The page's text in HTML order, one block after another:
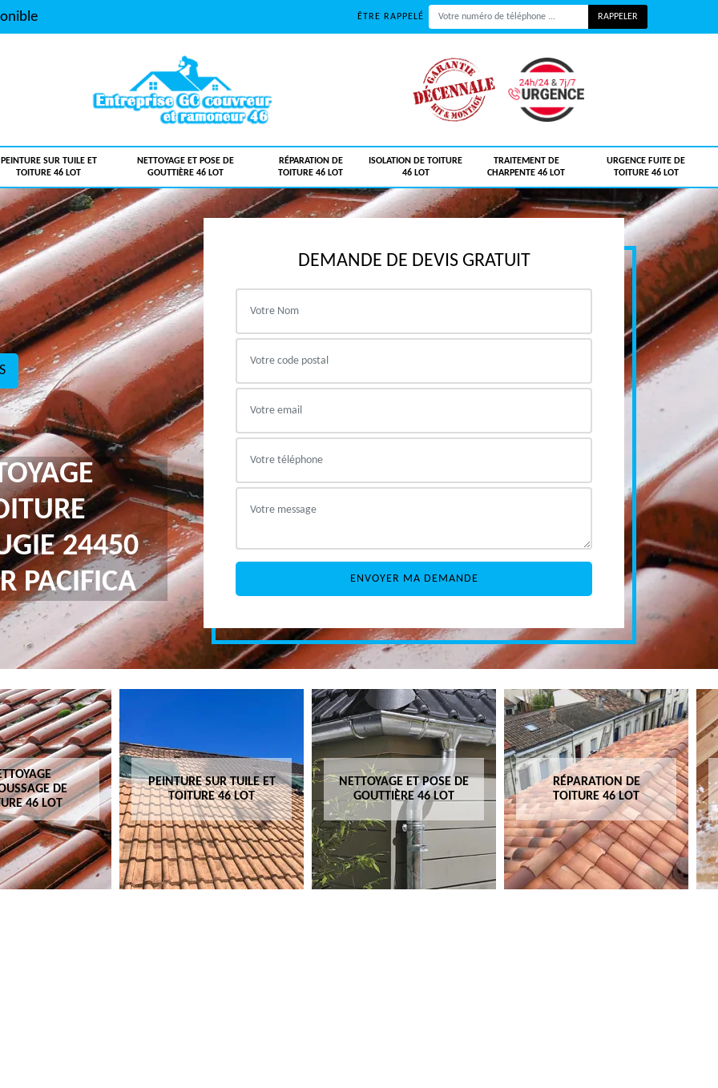
ÊTRE RAPPELÉ
PEINTURE SUR TUILE ET
TOITURE 46 LOT
NETTOYAGE ET POSE DE
GOUTTIÈRE 46 LOT
RÉPARATION DE
TOITURE 46 LOT
ISOLATION DE TOITURE
46 LOT
TRAITEMENT DE
CHARPENTE 46 LOT
URGENCE FUITE DE
TOITURE 46 LOT
24450
PACIFICA
DEMANDE DE DEVIS GRATUIT
DE
46 LOT
PEINTURE SUR TUILE ET
TOITURE 46 LOT
NETTOYAGE ET POSE DE
GOUTTIÈRE 46 LOT
RÉPARATION DE
TOITURE 46 LOT